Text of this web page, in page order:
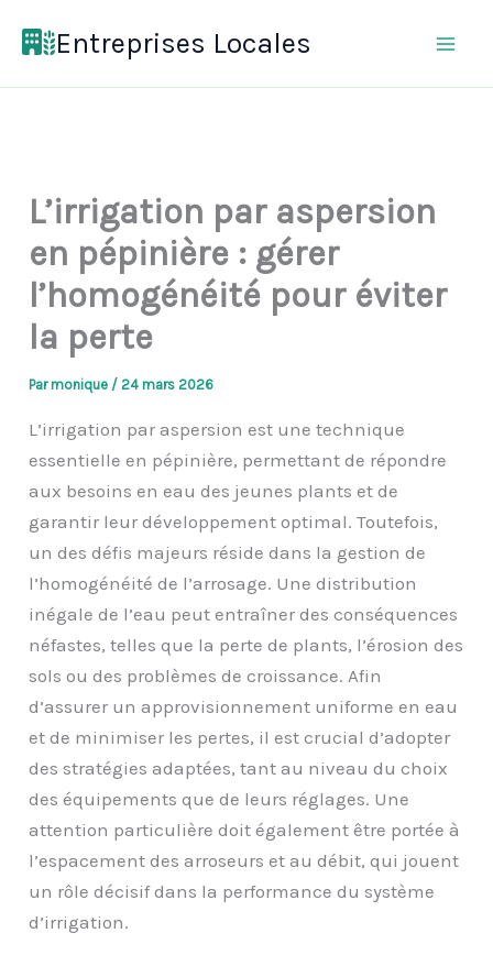
Entreprises Locales
L’irrigation par aspersion
en pépinière : gérer
l’homogénéité pour éviter
la perte
Parmonique /24 mars 2026
L’irrigation par aspersion est une technique
essentielle en pépinière, permettant de répondre
aux besoins en eau des jeunes plants et de
garantir leur développement optimal. Toutefois,
un des défis majeurs réside dans la gestion de
l’homogénéité de l’arrosage. Une distribution
inégale de l’eau peut entraîner des conséquences
néfastes, telles que la perte de plants, l’érosion des
sols ou des problèmes de croissance. Afin
d’assurer un approvisionnement uniforme en eau
et de minimiser les pertes, il est crucial d’adopter
des stratégies adaptées, tant au niveau du choix
des équipements que de leurs réglages. Une
attention particulière doit également être portée à
l’espacement des arroseurs et au débit, qui jouent
un rôle décisif dans la performance du système
d’irrigation.